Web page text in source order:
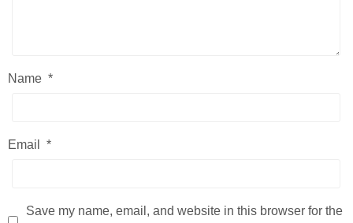
Name *
Email *
Save my name, email, and website in this browser for the